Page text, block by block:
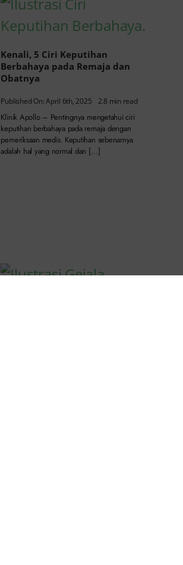
Kenali, 5 Ciri Keputihan
Berbahaya pada Remaja dan
Obatnya
Published On: April 6th, 2025 2.8 min read
Klinik Apollo – Pentingnya mengetahui ciri
keputihan berbahaya pada remaja dengan
pemeriksaan medis. Keputihan sebenarnya
adalah hal yang normal dan […]